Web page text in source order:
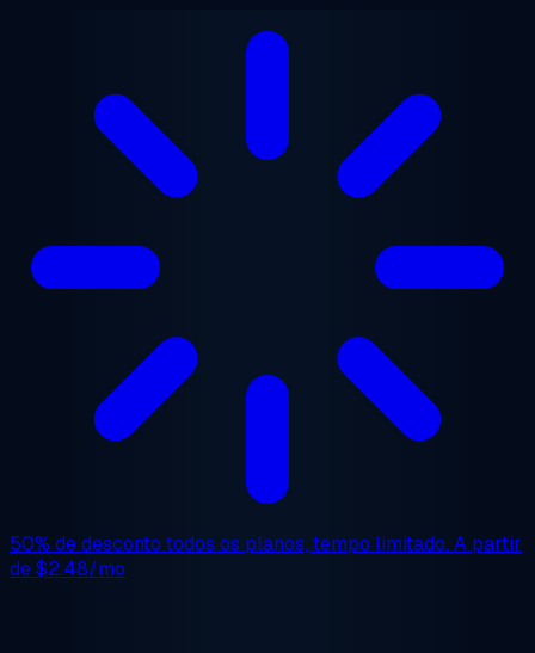
Saltar para o conteúdo principal
50% de desconto todos os planos, tempo limitado. A partir
de$2.48/mo